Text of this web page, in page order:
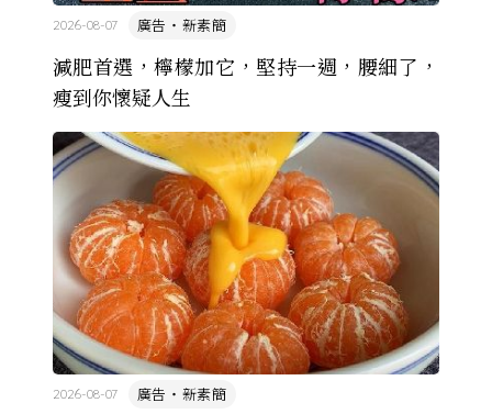
減肥首選，檸檬加它，堅持一週，腰細了，
瘦到你懷疑人生
廣告・新素簡
2026-08-07
廣告・新素簡
2026-08-07